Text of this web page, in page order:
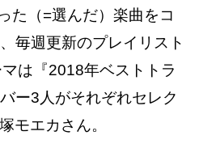
た（=選んだ）楽曲をコ
毎週更新のプレイリスト
は『2018年ベストトラ
ー3人がそれぞれセレク
モエカさん。